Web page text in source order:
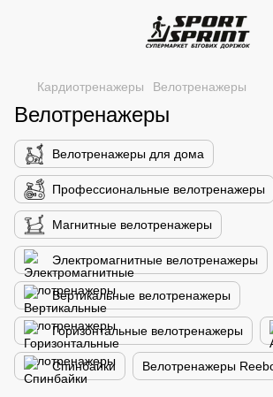
Кардиотренажеры Велотренажеры
Велотренажеры
Велотренажеры для дома
Профессиональные велотренажеры
Магнитные велотренажеры
Электромагнитные велотренажеры
Вертикальные велотренажеры
Горизонтальные велотренажеры
Спинбайки Велотренажеры